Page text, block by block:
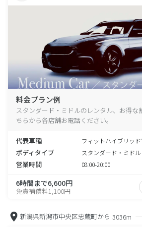
料金プラン例
スタンダード・ミドルのレンタル、お得な
ちらから各店舗お電話ください。
代表車種 フィットハイブリッ
ボディタイプ スタンダード・ミドル
営業時間 08:00-20:00
6時間まで6,600円
免責補償料1,100円
新潟県新潟市中央区忠蔵町から 3036m